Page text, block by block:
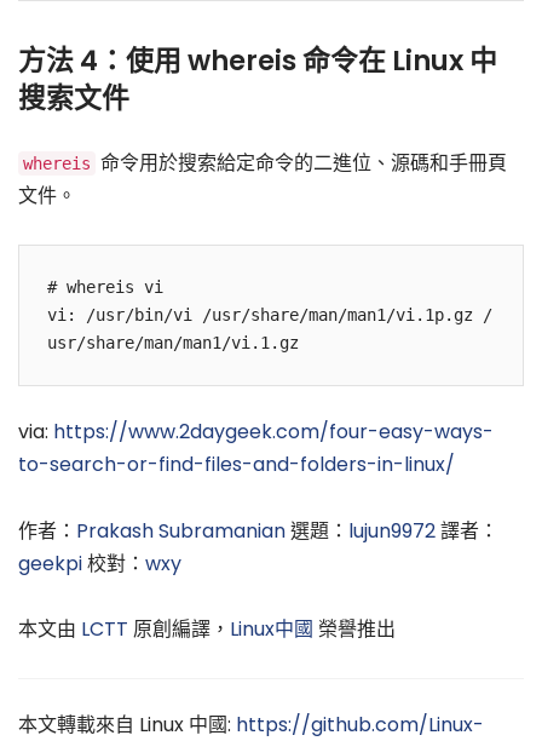
方法 4：使用 whereis 命令在 Linux 中
搜索文件
whereis 命令用於搜索給定命令的二進位、源碼和手冊頁
文件。
# whereis vi
vi: /usr/bin/vi /usr/share/man/man1/vi.1p.gz /
usr/share/man/man1/vi.1.gz
via: https://www.2daygeek.com/four-easy-ways-
to-search-or-find-files-and-folders-in-linux/
作者： Prakash Subramanian選題： lujun9972譯者：
geekpi校對： wxy
本文由 LCTT 原創編譯， Linux中國 榮譽推出
本文轉載來自 Linux 中國: https://github.com/Linux-